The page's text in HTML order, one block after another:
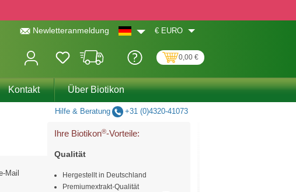
Newletteranmeldung € EURO
0,00 €
Kontakt Über Biotikon
Hilfe & Beratung +31 (0)4320-41073
Mail
Ihre Biotikon®-Vorteile:
Qualität
Hergestellt in Deutschland
Premiumextrakt-Qualität